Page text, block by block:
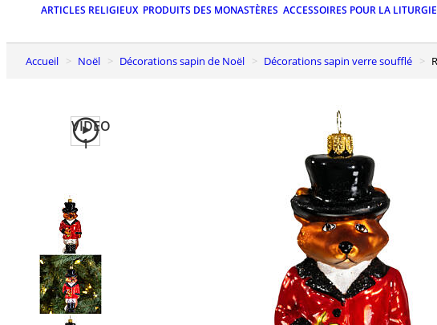
ARTICLES RELIGIEUX PRODUITS DES MONASTÈRES ACCESSOIRES POUR LA LITURGIE
Accueil Noël Décorations sapin de Noël Décorations sapin verre soufflé
VIDEO
1